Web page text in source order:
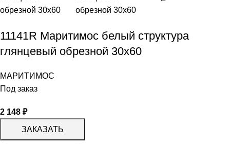
11141R Маритимос белый структура
глянцевый обрезной 30х60
МАРИТИМОС
Под заказ
2 148 ₽
ЗАКАЗАТЬ